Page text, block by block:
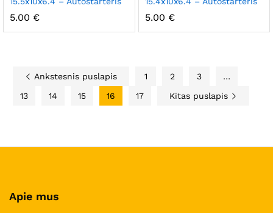
5.00 € 5.00 €
Ankstesnis puslapis 1 2 3
…
13
14 15 16 17 Kitas puslapis
Apie mus